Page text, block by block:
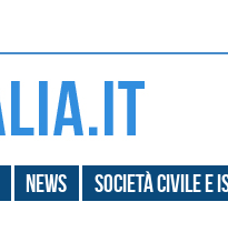
News Società civile e